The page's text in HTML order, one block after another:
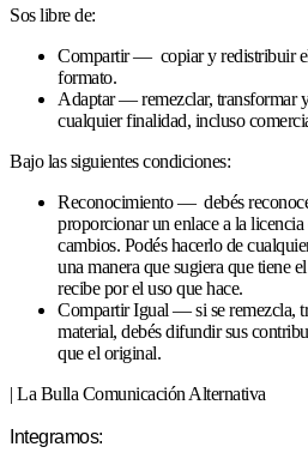
Sos libre de:
Compartir — copiar y redistribuir
formato.
Adaptar — remezclar, transformar
cualquier finalidad, incluso
Bajo las siguientes condiciones:
Reconocimiento — debés
proporcionar un enlace a la
cambios. Podés hacerlo de
una manera que sugiera que tiene
recibe por el uso que hace.
Compartir Igual — si se remezcla,
material, debés difundir sus
que el original.
| La Bulla Comunicación Alternativa
Integramos: